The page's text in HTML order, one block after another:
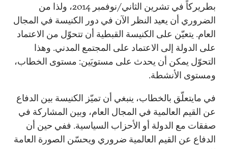
بطريركاً في تشرين الثاني/نوفمبر 2014، ولذا من
الضروري أن يعيد النظر الآن في دور الكنيسة في المجال
العام. يتعيّن على الكنيسة القبطية أن تتحوّل من الاعتماد
على الدولة إلى الاعتماد على المجتمع المدني. وهذا
التحوّل يمكن أن يحدث على مستويَين: مستوى الخطاب،
ومستوى الأنشطة.
في مايتعلّق بالخطاب، ينبغي أن تميّز الكنيسة بين الدفاع
عن القيم العالمية في المجال العام، وبين المشاركة في
صفقات مع الدولة أو الأحزاب السياسية. ففي حين أن
الدفاع عن القيم العالمية ضروري ويحسّن الصورة العامة